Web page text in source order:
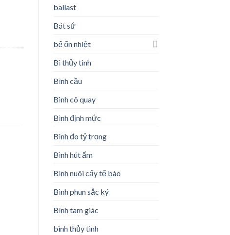
ballast
Bát sứ
bể ổn nhiệt
Bi thủy tinh
Bình cầu
Bình cô quay
Bình định mức
Bình đo tỷ trọng
Bình hút ẩm
Bình nuôi cấy tế bào
Bình phun sắc ký
Bình tam giác
bình thủy tinh